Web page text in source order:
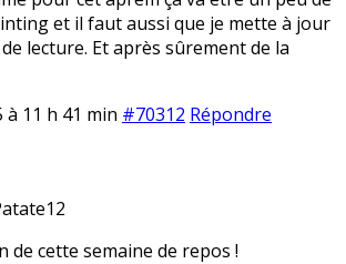
et il faut aussi que je mette à jour
lecture. Et après sûrement de la
à 11 h 41 min #70312 Répondre
de cette semaine de repos !